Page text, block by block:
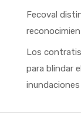
Fecoval
Los
para blindar
inundaciones